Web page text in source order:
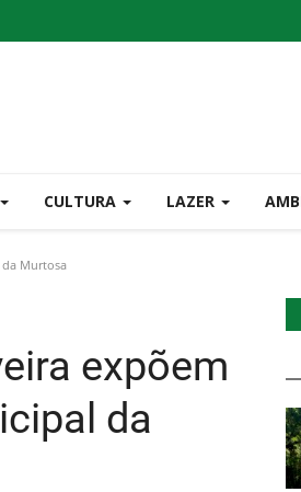
CULTURA LAZER
Murtosa
expõem
da